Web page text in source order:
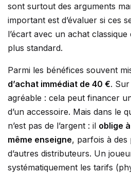
sont surtout des arguments
important est d’évaluer si ces
l’écart avec un achat
plus standard.
Parmi les bénéfices souvent
d’achat immédiat de 40 €. Sur
agréable : cela peut financer
d’un accessoire. Mais dans le
n’est pas de l’argent : il oblige
même enseigne, parfois à
d’autres distributeurs. Un
systématiquement les tarifs